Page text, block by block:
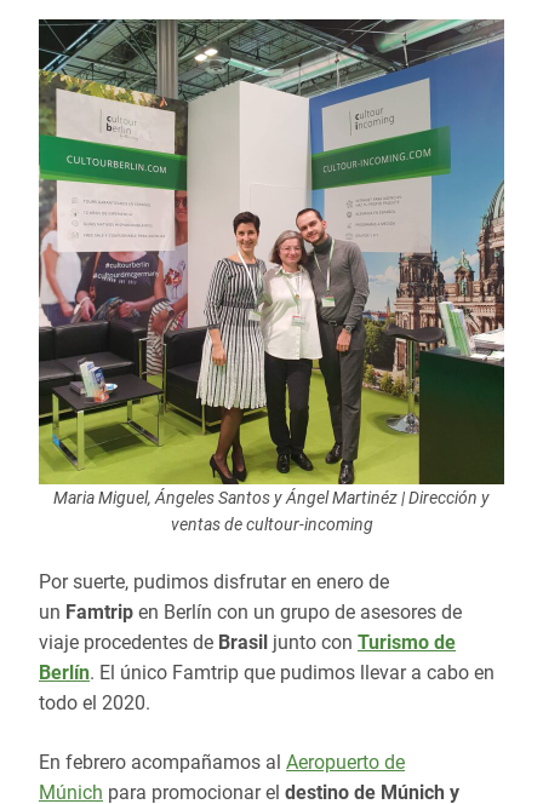
Maria Miguel, Ángeles Santos y Ángel Martinéz | Dirección y
ventas de cultour-incoming
Por suerte, pudimos disfrutar en enero de
un Famtrip en Berlín con un grupo de asesores de
viaje procedentes de Brasil junto con Turismo de
Berlín. El único Famtrip que pudimos llevar a cabo en
todo el 2020.
En febrero acompañamos al Aeropuerto de
Múnich para promocionar el destino de Múnich y